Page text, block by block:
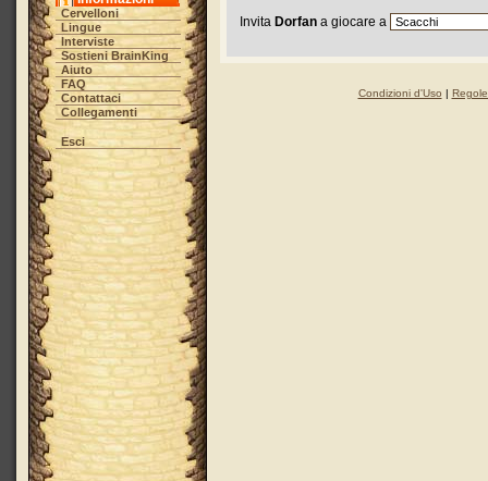
Cervelloni
Lingue
Interviste
Sostieni BrainKing
Aiuto
FAQ
Contattaci
Collegamenti
Esci
Invita Dorfan a giocare a
Condizioni d'Uso |